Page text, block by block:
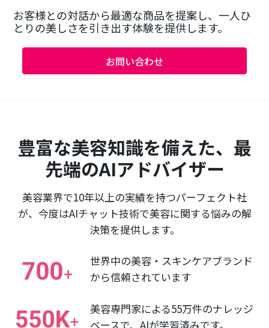
お客様との対話から最適な商品を提案し、一人ひ
とりの美しさを引き出す体験を提供します。
お問い合わせ
豊富な美容知識を備えた、最
先端のAIアドバイザー
美容業界で10年以上の実績を持つパーフェクト社
が、今度はAIチャット技術で美容に関する悩みの解
決策を提供します。
世界中の美容・スキンケアブランド
から信頼されています
美容専門家による55万件のナレッジ
ベースで、AIが学習済みです。